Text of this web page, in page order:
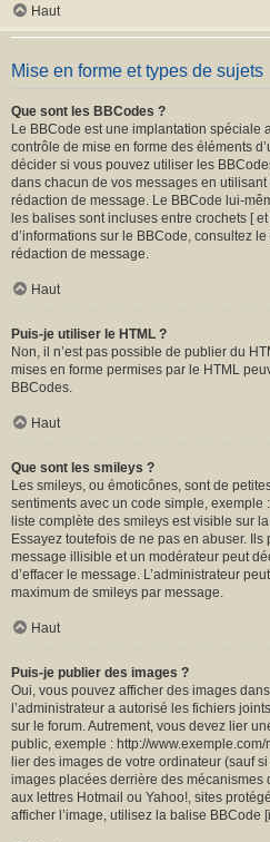
Haut
Mise en forme et types de sujets
Que sont les BBCodes ?
Le BBCode est une implantation spéciale
contrôle de mise en forme des éléments
décider si vous pouvez utiliser les
dans chacun de vos messages en
rédaction de message. Le BBCode lui-
les balises sont incluses entre crochets [
d’informations sur le BBCode, consultez
rédaction de message.
Haut
Puis-je utiliser le HTML ?
Non, il n’est pas possible de publier du
mises en forme permises par le HTML
BBCodes.
Haut
Que sont les smileys ?
Les smileys, ou émoticônes, sont de
sentiments avec un code simple, exemple
liste complète des smileys est visible sur
Essayez toutefois de ne pas en abuser.
message illisible et un modérateur peut
d’effacer le message. L’administrateur
maximum de smileys par message.
Haut
Puis-je publier des images ?
Oui, vous pouvez afficher des images
l’administrateur a autorisé les fichiers
sur le forum. Autrement, vous devez lier
public, exemple : http://
lier des images de votre ordinateur (sauf
images placées derrière des mécanismes
aux lettres Hotmail ou Yahoo!, sites
afficher l’image, utilisez la balise BBCode